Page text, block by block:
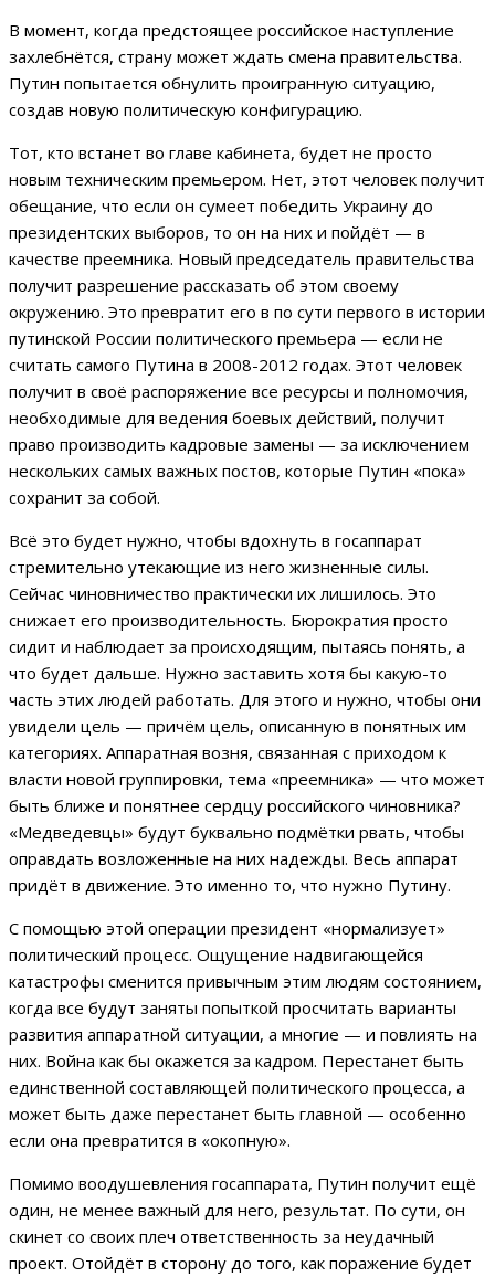
В момент, когда предстоящее российское наступление
захлебнётся, страну может ждать смена правительства.
Путин попытается обнулить проигранную ситуацию,
создав новую политическую конфигурацию.
Тот, кто встанет во главе кабинета, будет не просто
новым техническим премьером. Нет, этот человек получит
обещание, что если он сумеет победить Украину до
президентских выборов, то он на них и пойдёт — в
качестве преемника. Новый председатель правительства
получит разрешение рассказать об этом своему
окружению. Это превратит его в по сути первого в истории
путинской России политического премьера — если не
считать самого Путина в 2008-2012 годах. Этот человек
получит в своё распоряжение все ресурсы и полномочия,
необходимые для ведения боевых действий, получит
право производить кадровые замены — за исключением
нескольких самых важных постов, которые Путин «пока»
сохранит за собой.
Всё это будет нужно, чтобы вдохнуть в госаппарат
стремительно утекающие из него жизненные силы.
Сейчас чиновничество практически их лишилось. Это
снижает его производительность. Бюрократия просто
сидит и наблюдает за происходящим, пытаясь понять, а
что будет дальше. Нужно заставить хотя бы какую-то
часть этих людей работать. Для этого и нужно, чтобы они
увидели цель — причём цель, описанную в понятных им
категориях. Аппаратная возня, связанная с приходом к
власти новой группировки, тема «преемника» — что может
быть ближе и понятнее сердцу российского чиновника?
«Медведевцы» будут буквально подмётки рвать, чтобы
оправдать возложенные на них надежды. Весь аппарат
придёт в движение. Это именно то, что нужно Путину.
С помощью этой операции президент «нормализует»
политический процесс. Ощущение надвигающейся
катастрофы сменится привычным этим людям состоянием,
когда все будут заняты попыткой просчитать варианты
развития аппаратной ситуации, а многие — и повлиять на
них. Война как бы окажется за кадром. Перестанет быть
единственной составляющей политического процесса, а
может быть даже перестанет быть главной — особенно
если она превратится в «окопную».
Помимо воодушевления госаппарата, Путин получит ещё
один, не менее важный для него, результат. По сути, он
скинет со своих плеч ответственность за неудачный
проект. Отойдёт в сторону до того, как поражение будет